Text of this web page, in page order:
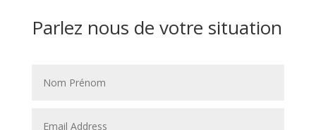
Parlez nous de votre situation